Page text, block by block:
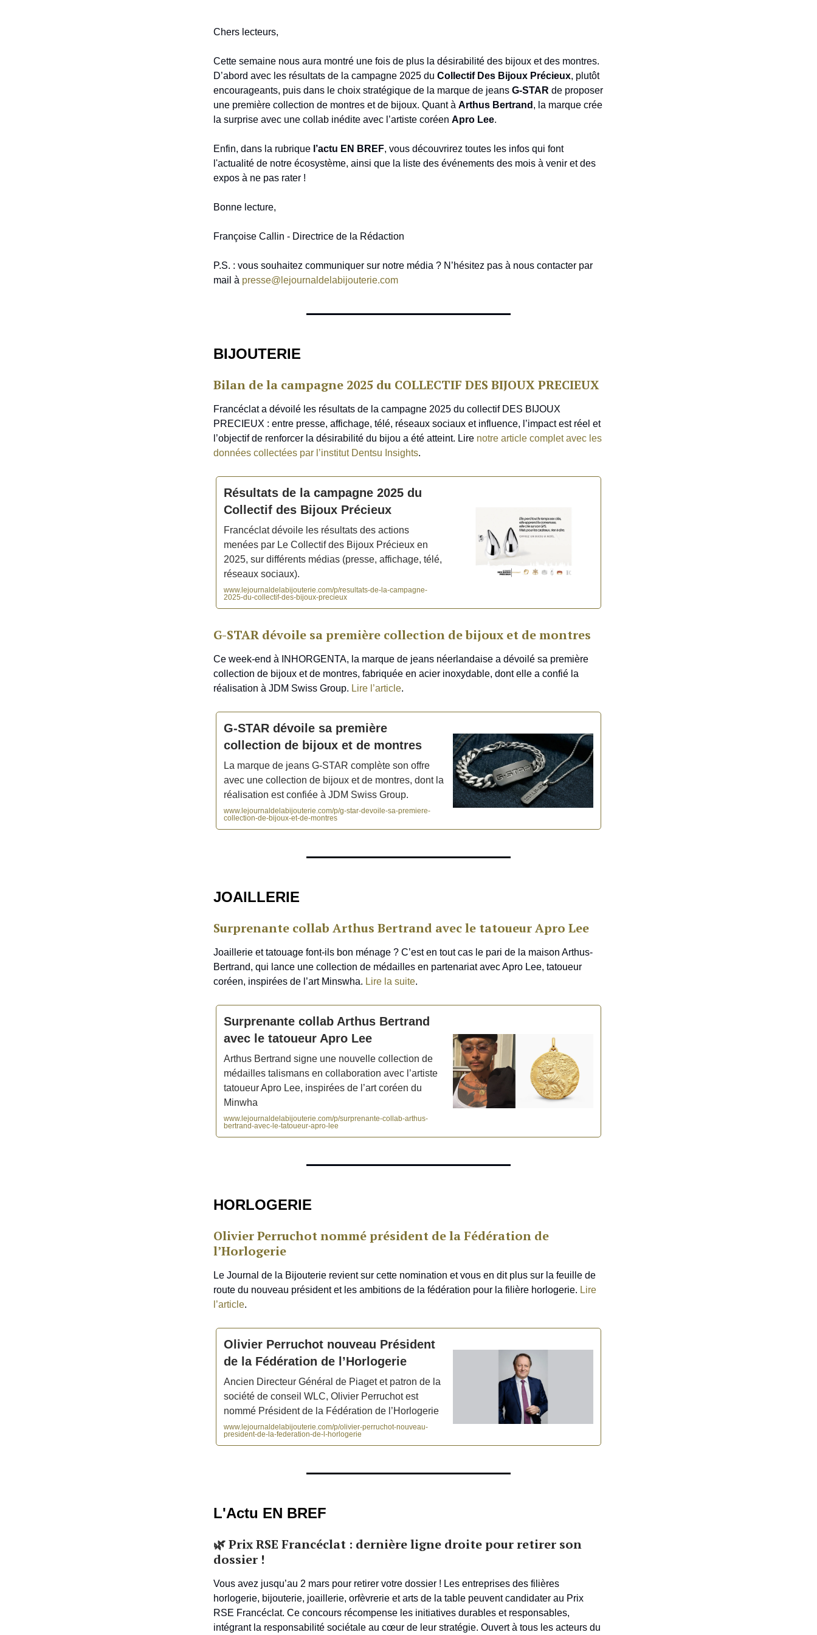
Chers lecteurs,
Cette semaine nous aura montré une fois de plus la désirabilité des bijoux et des montres.
D’abord avec les résultats de la campagne 2025 du Collectif Des Bijoux Précieux, plutôt
encourageants, puis dans le choix stratégique de la marque de jeans G-STAR de proposer
une première collection de montres et de bijoux. Quant à Arthus Bertrand , la marque crée
la surprise avec une collab inédite avec l’artiste coréen Apro Lee.
Enfin, dans la rubrique l’actu EN BREF, vous découvrirez toutes les infos qui font
l'actualité de notre écosystème, ainsi que la liste des événements des mois à venir et des
expos à ne pas rater !
Bonne lecture,
Françoise Callin - Directrice de la Rédaction
P.S. : vous souhaitez communiquer sur notre média ? N’hésitez pas à nous contacter par
mail à presse@lejournaldelabijouterie.com
BIJOUTERIE
Bilan de la campagne 2025 du COLLECTIF DES BIJOUX PRECIEUX
Francéclat a dévoilé les résultats de la campagne 2025 du collectif DES BIJOUX
PRECIEUX : entre presse, affichage, télé, réseaux sociaux et influence, l’impact est réel et
l’objectif de renforcer la désirabilité du bijou a été atteint. Lire notre article complet avec les
données collectées par l’institut Dentsu Insights.
Résultats de la campagne 2025 du
Collectif des Bijoux Précieux
Francéclat dévoile les résultats des actions
menées par Le Collectif des Bijoux Précieux en
2025, sur différents médias (presse, affichage, télé,
réseaux sociaux).
www.lejournaldelabijouterie.com/p/resultats-de-la-campagne-
2025-du-collectif-des-bijoux-precieux
G-STAR dévoile sa première collection de bijoux et de montres
Ce week-end à INHORGENTA, la marque de jeans néerlandaise a dévoilé sa première
collection de bijoux et de montres, fabriquée en acier inoxydable, dont elle a confié la
réalisation à JDM Swiss Group. Lire l’article.
G-STAR dévoile sa première
collection de bijoux et de montres
La marque de jeans G-STAR complète son offre
avec une collection de bijoux et de montres, dont la
réalisation est confiée à JDM Swiss Group.
www.lejournaldelabijouterie.com/p/g-star-devoile-sa-premiere-
collection-de-bijoux-et-de-montres
JOAILLERIE
Surprenante collab Arthus Bertrand avec le tatoueur Apro Lee
Joaillerie et tatouage font-ils bon ménage ? C’est en tout cas le pari de la maison Arthus-
Bertrand, qui lance une collection de médailles en partenariat avec Apro Lee, tatoueur
coréen, inspirées de l’art Minswha. Lire la suite.
Surprenante collab Arthus Bertrand
avec le tatoueur Apro Lee
Arthus Bertrand signe une nouvelle collection de
médailles talismans en collaboration avec l’artiste
tatoueur Apro Lee, inspirées de l’art coréen du
Minwha
www.lejournaldelabijouterie.com/p/surprenante-collab-arthus-
bertrand-avec-le-tatoueur-apro-lee
HORLOGERIE
Olivier Perruchot nommé président de la Fédération de
l’Horlogerie
Le Journal de la Bijouterie revient sur cette nomination et vous en dit plus sur la feuille de
route du nouveau président et les ambitions de la fédération pour la filière horlogerie. Lire
l’article.
Olivier Perruchot nouveau Président
de la Fédération de l’Horlogerie
Ancien Directeur Général de Piaget et patron de la
société de conseil WLC, Olivier Perruchot est
nommé Président de la Fédération de l’Horlogerie
www.lejournaldelabijouterie.com/p/olivier-perruchot-nouveau-
president-de-la-federation-de-l-horlogerie
L'Actu EN BREF
🌿Prix RSE Francéclat : dernière ligne droite pour retirer son
dossier !
Vous avez jusqu’au 2 mars pour retirer votre dossier ! Les entreprises des filières
horlogerie, bijouterie, joaillerie, orfèvrerie et arts de la table peuvent candidater au Prix
RSE Francéclat. Ce concours récompense les initiatives durables et responsables,
intégrant la responsabilité sociétale au cœur de leur stratégie. Ouvert à tous les acteurs du